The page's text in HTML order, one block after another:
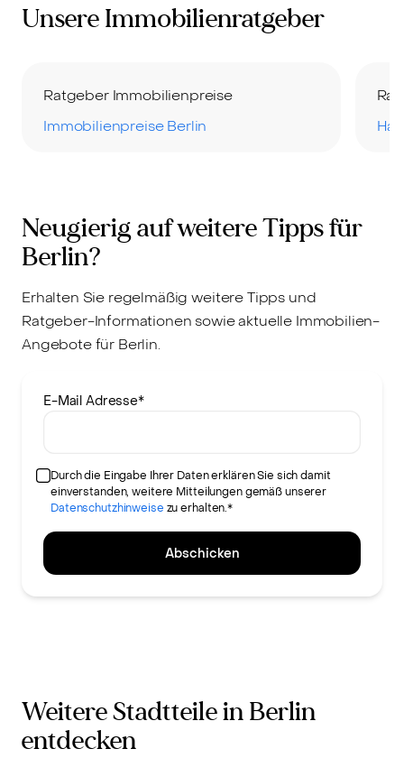
Unsere Immobilienratgeber
Ratgeber Immobilienpreise
Immobilienpreise Berlin
Neugierig auf weitere Tipps für
Berlin?
Erhalten Sie regelmäßig weitere Tipps und
Ratgeber-Informationen sowie aktuelle Immobilien-
Angebote für Berlin.
E-Mail Adresse*
Durch die Eingabe Ihrer Daten erklären Sie sich damit
einverstanden, weitere Mitteilungen gemäß unserer
Datenschutzhinweise zu erhalten.*
Abschicken
Weitere Stadtteile in Berlin
entdecken